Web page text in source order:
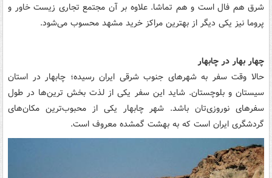
شرق هم فال است و هم تماشا. علاوه بر آن مجتمع تجاری زیست خاور و
پروما نیز یکی دیگر از بهترین مراکز خرید مشهد محسوب می‌شود.
چهار بهار در چابهار
حالا وقت سفر به شهر‌های جنوب شرقی ایران رسیده؛ چابهار در استان
سیستان و بلوچستان. شاید این سفر یکی از لذت بخش ترین‌ها در طول
سفرهای نوروزی‌تان باشد. شهر چابهار یکی از محبوب‌ترین مکان‌های
گردشگری ایران است که به بهشت گمشده معروف است.